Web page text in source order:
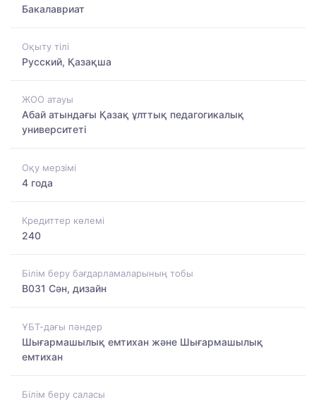
Бакалавриат
Оқыту тілі
Русский, Қазақша
ЖОО атауы
Абай атындағы Қазақ ұлттық педагогикалық
университеті
Оқу мерзімі
4 года
Кредиттер көлемі
240
Білім беру бағдарламаларының тобы
B031 Сән, дизайн
ҰБТ-дағы пәндер
Шығармашылық емтихан және Шығармашылық
емтихан
Білім беру саласы